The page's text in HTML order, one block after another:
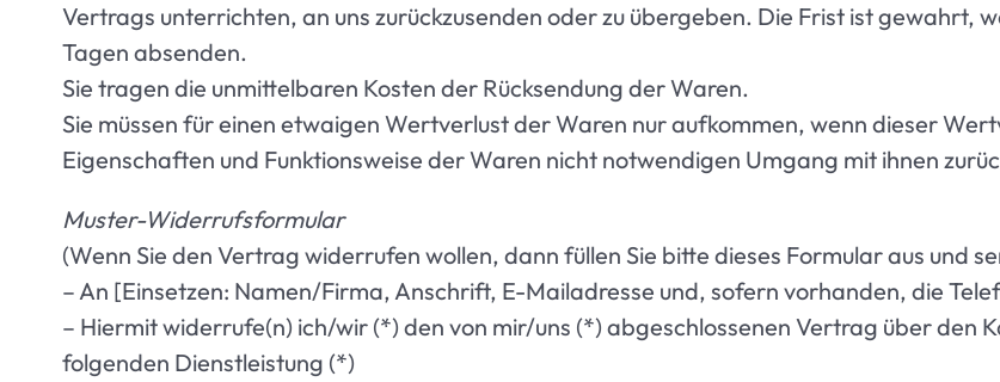
Vertrags unterrichten, an uns zurückzusenden oder zu übergeben. Die Frist ist gewahrt,
Tagen absenden.
Sie tragen die unmittelbaren Kosten der Rücksendung der Waren.
Sie müssen für einen etwaigen Wertverlust der Waren nur aufkommen, wenn dieser
Eigenschaften und Funktionsweise der Waren nicht notwendigen Umgang mit ihnen
Muster-Widerrufsformular
(Wenn Sie den Vertrag widerrufen wollen, dann füllen Sie bitte dieses Formular aus und
– An [Einsetzen: Namen/Firma, Anschrift, E-Mailadresse und, sofern vorhanden, die
– Hiermit widerrufe(n) ich/wir (*) den von mir/uns (*) abgeschlossenen Vertrag über den
folgenden Dienstleistung (*)